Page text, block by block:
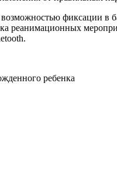
фиксации в
реанимационных
ребенка